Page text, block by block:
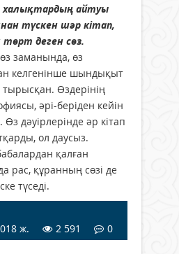
халықтардың айтуы
түскен шәр кітап,
төрт деген сөз.
заманында, өз
келгенінше шындықыт
Өздерінің
әрі-беріден кейін
дәуірлерінде әр кітап
ол даусыз.
қалған
рас, құранның сөзі де
түседі.
ж.
2 591 0